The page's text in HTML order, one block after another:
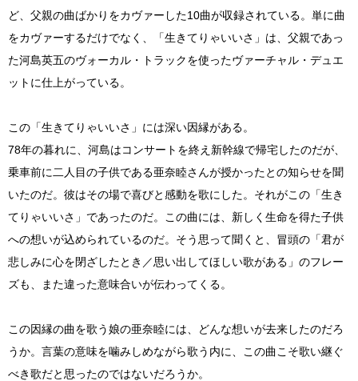
ど、父親の曲ばかりをカヴァーした10曲が収録されている。単に曲
をカヴァーするだけでなく、「生きてりゃいいさ」は、父親であっ
た河島英五のヴォーカル・トラックを使ったヴァーチャル・デュエ
ットに仕上がっている。
この「生きてりゃいいさ」には深い因縁がある。
78年の暮れに、河島はコンサートを終え新幹線で帰宅したのだが、
乗車前に二人目の子供である亜奈睦さんが授かったとの知らせを聞
いたのだ。彼はその場で喜びと感動を歌にした。それがこの「生き
てりゃいいさ」であったのだ。この曲には、新しく生命を得た子供
への想いが込められているのだ。そう思って聞くと、冒頭の「君が
悲しみに心を閉ざしたとき／思い出してほしい歌がある」のフレー
ズも、また違った意味合いが伝わってくる。
この因縁の曲を歌う娘の亜奈睦には、どんな想いが去来したのだろ
うか。言葉の意味を噛みしめながら歌う内に、この曲こそ歌い継ぐ
べき歌だと思ったのではないだろうか。